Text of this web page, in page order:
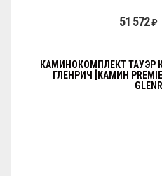
51 572₽
КАМИНОКОМПЛЕКТ ТАУЭР
ГЛЕНРИЧ [КАМИН